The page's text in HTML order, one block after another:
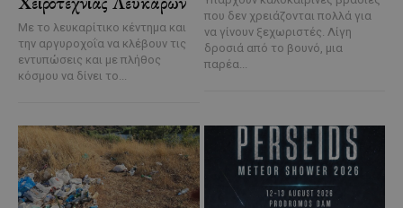
Με το λευκαρίτικο κέντημα και
την αργυροχοΐα να κλέβουν τις
εντυπώσεις και με πλήθος
κόσμου να δίνει το...
που δεν χρειάζονται πολλά για
να γίνουν ξεχωριστές. Λίγη
δροσιά από το βουνό, μια
παρέα...